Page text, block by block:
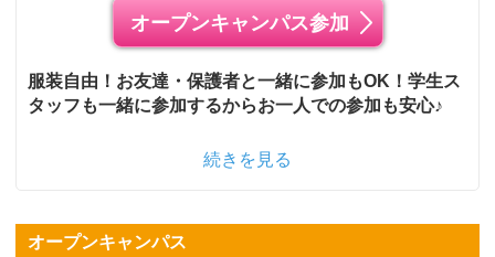
オープンキャンパス参加
服装自由！お友達・保護者と一緒に参加もOK！学生ス
タッフも一緒に参加するからお一人での参加も安心♪
続きを見る
オープンキャンパス